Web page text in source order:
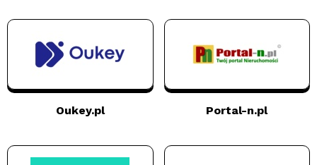
Oukey.pl Portal-n.pl